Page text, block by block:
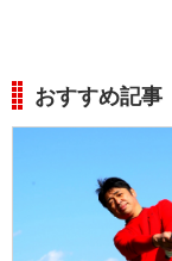
おすすめ記事